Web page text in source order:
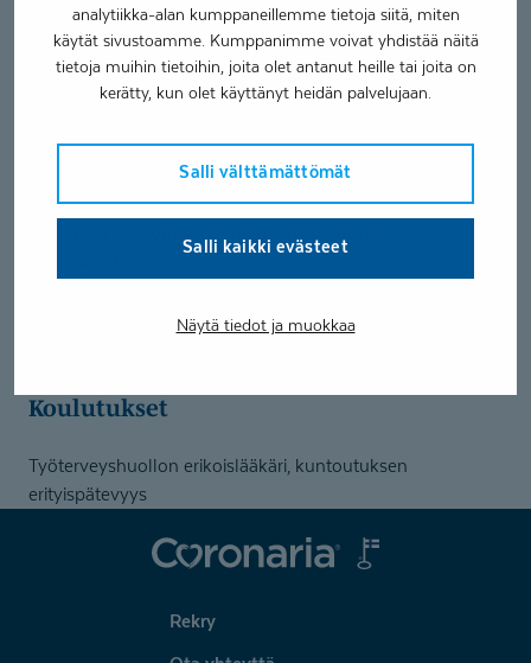
analytiikka-alan kumppaneillemme tietoja siitä, miten
käytät sivustoamme. Kumppanimme voivat yhdistää näitä
tietoja muihin tietoihin, joita olet antanut heille tai joita on
kerätty, kun olet käyttänyt heidän palvelujaan.
Salli välttämättömät
Salli kaikki evästeet
Näytä tiedot ja muokkaa
etunimi.sukunimi@coronaria.fi
Coronaria kuntoutus- ja terapiapalvelut Turku -
Ajurinkatu
Kylpylähotelli Caribia
Koulutukset
Työterveyshuollon erikoislääkäri, kuntoutuksen
erityispätevyys
Coronaria
Rekry